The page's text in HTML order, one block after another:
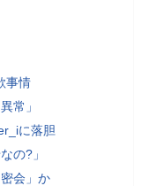
事情
常」
に落胆
の?」
会」か